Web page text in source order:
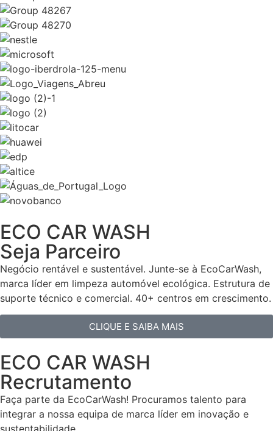
ECO CAR WASH
Seja Parceiro
Negócio rentável e sustentável. Junte-se à EcoCarWash,
marca líder em limpeza automóvel ecológica. Estrutura de
suporte técnico e comercial. 40+ centros em crescimento.
CLIQUE E SAIBA MAIS
ECO CAR WASH
Recrutamento
Faça parte da EcoCarWash! Procuramos talento para
integrar a nossa equipa de marca líder em inovação e
sustentabilidade.